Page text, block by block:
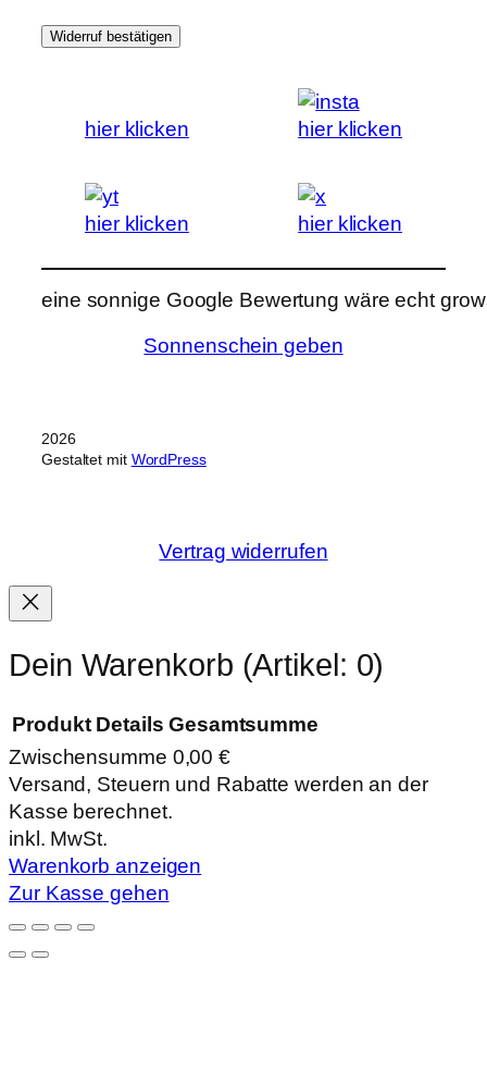
Widerruf bestätigen
hier klicken hier klicken
hier klicken hier klicken
eine sonnige Google Bewertung wäre echt
Sonnenschein geben
2026
Gestaltet mit WordPress
Vertrag widerrufen
Dein Warenkorb (Artikel: 0)
Produkte
im
Warenkorb
Produkt Details Gesamtsumme
Zwischensumme 0,00 €
Versand, Steuern und Rabatte werden an der
Kasse berechnet.
inkl. MwSt.
Warenkorb anzeigen
Zur Kasse gehen